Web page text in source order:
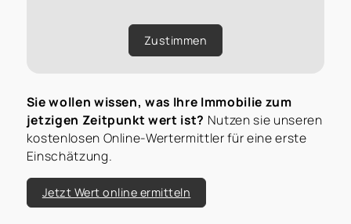
Zustimmen
Sie wollen wissen, was Ihre Immobilie zum
jetzigen Zeitpunkt wert ist? Nutzen sie unseren
kostenlosen Online-Wertermittler für eine erste
Einschätzung.
Jetzt Wert online ermitteln